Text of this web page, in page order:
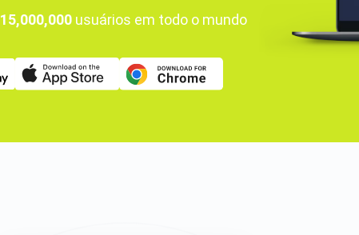
15,000,000 usuários em todo o mundo